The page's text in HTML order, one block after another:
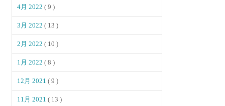
4月 2022( 9 )
3月 2022( 13 )
2月 2022( 10 )
1月 2022( 8 )
12月 2021( 9 )
11月 2021( 13 )